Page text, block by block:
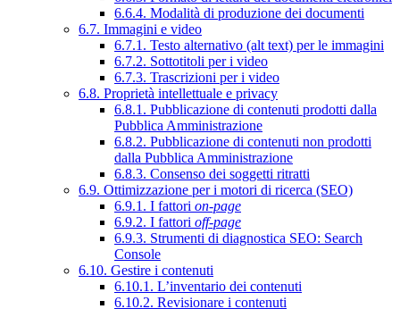
6.6.4. Modalità di produzione dei documenti
6.7. Immagini e video
6.7.1. Testo alternativo (alt text) per le immagini
6.7.2. Sottotitoli per i video
6.7.3. Trascrizioni per i video
6.8. Proprietà intellettuale e privacy
6.8.1. Pubblicazione di contenuti prodotti dalla
Pubblica Amministrazione
6.8.2. Pubblicazione di contenuti non prodotti
dalla Pubblica Amministrazione
6.8.3. Consenso dei soggetti ritratti
6.9. Ottimizzazione per i motori di ricerca (SEO)
6.9.1. I fattori on-page
6.9.2. I fattori off-page
6.9.3. Strumenti di diagnostica SEO: Search
Console
6.10. Gestire i contenuti
6.10.1. L’inventario dei contenuti
6.10.2. Revisionare i contenuti